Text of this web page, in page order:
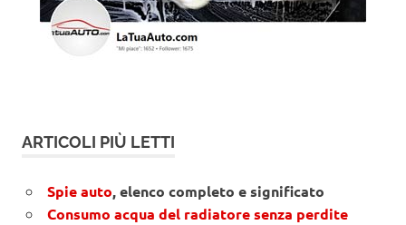
ARTICOLI PIÙ LETTI
Spie auto, elenco completo e significato
Consumo acqua del radiatore senza perdite